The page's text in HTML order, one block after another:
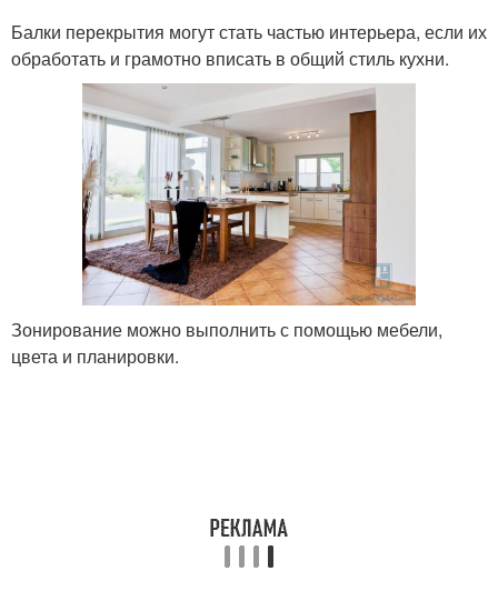
Балки перекрытия могут стать частью интерьера, если их
обработать и грамотно вписать в общий стиль кухни.
Зонирование можно выполнить с помощью мебели,
цвета и планировки.